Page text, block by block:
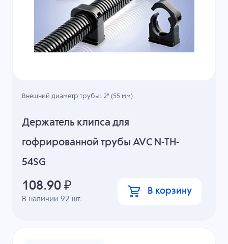
Держатель клипса для
гофрированной трубы AVC N-TH-
54SG
В наличии92 шт.
Внешний диаметр трубы: 2" (55 мм)
108.90 ₽ В корзину